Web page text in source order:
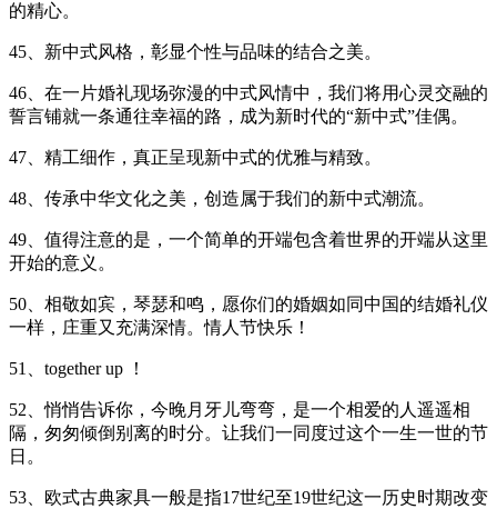
的精心。
45、新中式风格，彰显个性与品味的结合之美。
46、在一片婚礼现场弥漫的中式风情中，我们将用心灵交融的
誓言铺就一条通往幸福的路，成为新时代的“新中式”佳偶。
47、精工细作，真正呈现新中式的优雅与精致。
48、传承中华文化之美，创造属于我们的新中式潮流。
49、值得注意的是，一个简单的开端包含着世界的开端从这里
开始的意义。
50、相敬如宾，琴瑟和鸣，愿你们的婚姻如同中国的结婚礼仪
一样，庄重又充满深情。情人节快乐！
51、together up ！
52、悄悄告诉你，今晚月牙儿弯弯，是一个相爱的人遥遥相
隔，匆匆倾倒别离的时分。让我们一同度过这个一生一世的节
日。
53、欧式古典家具一般是指17世纪至19世纪这一历史时期改变